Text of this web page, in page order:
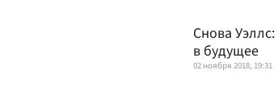
Снова
в будущее
02 ноября 2018, 19:31